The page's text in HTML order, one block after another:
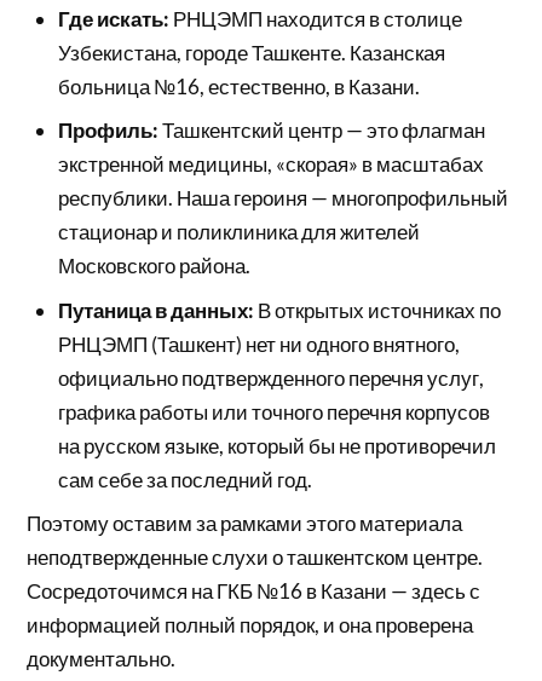
Где искать: РНЦЭМП находится в столице
Узбекистана, городе Ташкенте. Казанская
больница №16, естественно, в Казани.
Профиль:Ташкентский центр — это флагман
экстренной медицины, «скорая» в масштабах
республики. Наша героиня — многопрофильный
стационар и поликлиника для жителей
Московского района.
Путаница в данных: В открытых источниках по
РНЦЭМП (Ташкент) нет ни одного внятного,
официально подтвержденного перечня услуг,
графика работы или точного перечня корпусов
на русском языке, который бы не противоречил
сам себе за последний год.
Поэтому оставим за рамками этого материала
неподтвержденные слухи о ташкентском центре.
Сосредоточимся на ГКБ №16 в Казани — здесь с
информацией полный порядок, и она проверена
документально.